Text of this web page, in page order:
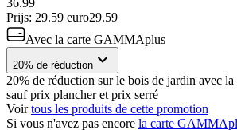
Prijs: 29.59 euro29.59
Avec la carte GAMMAplus
20% de réduction
20% de réduction sur le bois de jardin avec
sauf prix plancher et prix serré
Voirtous les produits de cette promotion
Si vous n'avez pas encore la carte